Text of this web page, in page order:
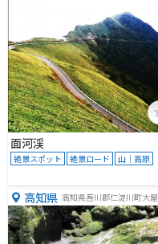
面河渓
絶景スポット 絶景ロード 山｜高原
高知県 高知県吾川郡仁淀川町大屋